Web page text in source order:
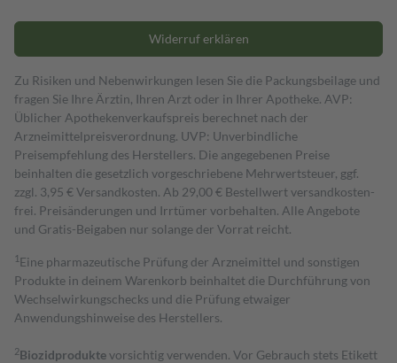
Widerruf erklären
Zu Risiken und Nebenwirkungen lesen Sie die Packungsbeilage und
fragen Sie Ihre Ärztin, Ihren Arzt oder in Ihrer Apotheke. AVP:
Üblicher Apothekenverkaufspreis berechnet nach der
Arzneimittelpreisverordnung. UVP: Unverbindliche
Preisempfehlung des Herstellers. Die angegebenen Preise
beinhalten die gesetzlich vorgeschriebene Mehrwertsteuer, ggf.
zzgl. 3,95 € Versandkosten. Ab 29,00 € Bestell­wert versand­kosten­
frei. Preisänderungen und Irrtümer vorbehalten. Alle Angebote
und Gratis-Beigaben nur solange der Vorrat reicht.
1 Eine pharmazeutische Prüfung der Arzneimittel und sonstigen
Produkte in deinem Warenkorb beinhaltet die Durchführung von
Wechselwirkungschecks und die Prüfung etwaiger
Anwendungshinweise des Herstellers.
2Biozidproduktevorsichtig verwenden. Vor Gebrauch stets Etikett